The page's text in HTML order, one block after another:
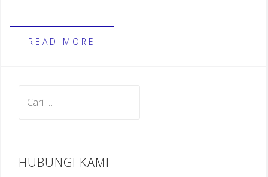
c
e
b
o
e
gr
a
te
e
READ MORE
HUBUNGI KAMI